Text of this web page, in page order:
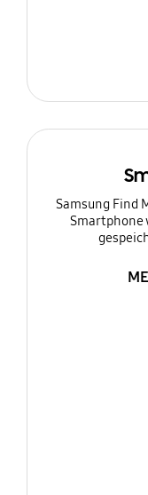
Samsung Find
Smartphone